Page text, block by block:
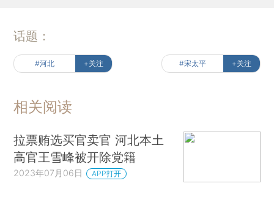
话题：
#河北 +关注 #宋太平 +关注
相关阅读
拉票贿选买官卖官 河北本土
高官王雪峰被开除党籍
2023年07月06日 APP打开